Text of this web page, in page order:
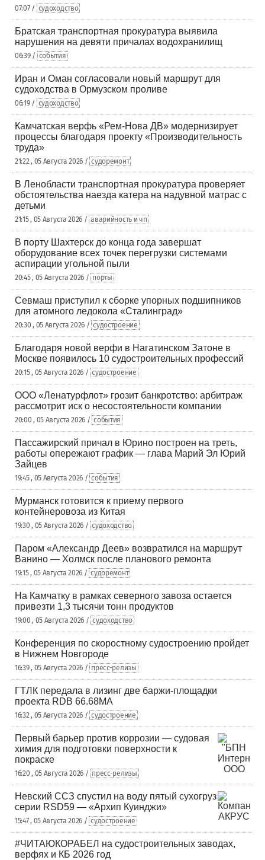
07:07 / судоходство
Братская транспортная прокуратура выявила
нарушения на девяти причалах водохранилищ
06:39 / события
Иран и Оман согласовали новый маршрут для
судоходства в Ормузском проливе
06:19 / судоходство
Камчатская верфь «Рем-Нова ДВ» модернизирует
процессы благодаря проекту «Производительность
труда»
21:22 , 05 Августа 2026 / судоремонт
В Ленобласти транспортная прокуратура проверяет
обстоятельства наезда катера на надувной матрас с
детьми
21:15 , 05 Августа 2026 / аварийность и чп
В порту Шахтерск до конца года завершат
оборудование всех точек перегрузки системами
аспирации угольной пыли
20:45 , 05 Августа 2026 / порты
Севмаш приступил к сборке упорных подшипников
для атомного ледокола «Сталинград»
20:30 , 05 Августа 2026 / судостроение
Благодаря новой верфи в Нагатинском Затоне в
Москве появилось 10 судостроительных профессий
20:15 , 05 Августа 2026 / судостроение
ООО «Ленатурфлот» грозит банкротство: арбитраж
рассмотрит иск о несостоятельности компании
20:00 , 05 Августа 2026 / события
Пассажирский причал в Юрино построен на треть,
работы опережают график — глава Марий Эл Юрий
Зайцев
19:45 , 05 Августа 2026 / события
Мурманск готовится к приему первого
контейнеровоза из Китая
19:30 , 05 Августа 2026 / судоходство
Паром «Александр Деев» возвратился на маршрут
Ванино — Холмск после планового ремонта
19:15 , 05 Августа 2026 / судоремонт
На Камчатку в рамках северного завоза остается
привезти 1,3 тысячи тонн продуктов
19:00 , 05 Августа 2026 / судоходство
Конференция по скоростному судостроению пройдет
в Нижнем Новгороде
16:39 , 05 Августа 2026 / пресс-релизы
ГТЛК передала в лизинг две баржи-площадки
проекта RDB 66.68МА
16:32 , 05 Августа 2026 / судостроение
Первый барьер против коррозии — судовая
химия для подготовки поверхности к
покраске
16:20 , 05 Августа 2026 / пресс-релизы
Невский ССЗ спустил на воду пятый сухогруз
серии RSD59 — «Архип Куинджи»
15:47 , 05 Августа 2026 / судостроение
#ЧИТАЮКОРАБЕЛ на судостроительных заводах,
верфях и КБ 2026 год